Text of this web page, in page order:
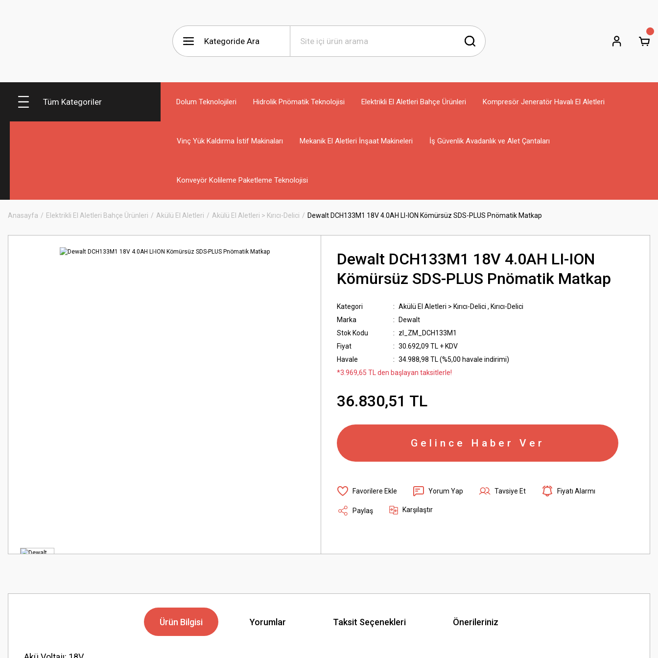
Tüm Kategoriler Dolum Teknolojileri Hidrolik Pnömatik Teknolojisi Elektrikli El Aletleri Bahçe Ürünleri Kompresör Jeneratör Havalı El Aletleri
Vinç Yük Kaldırma İstif Makinaları Mekanik El Aletleri İnşaat Makineleri İş Güvenlik Avadanlık ve Alet Çantaları
Konveyör Kolileme Paketleme Teknolojisi
Anasayfa Elektrikli El Aletleri Bahçe Ürünleri Akülü El Aletleri Akülü El Aletleri > Kırıcı-Delici Dewalt DCH133M1 18V 4.0AH LI-ION Kömürsüz SDS-PLUS Pnömatik Matkap
Dewalt DCH133M1 18V 4.0AH LI-ION
Kömürsüz SDS-PLUS Pnömatik Matkap
Kategori Akülü El Aletleri > Kırıcı-Delici , Kırıcı-Delici
Marka
Dewalt
Stok Kodu
zl_ZM_DCH133M1
Fiyat
30.692,09 TL + KDV
Havale
34.988,98 TL (%5,00 havale indirimi)
*3.969,65 TL den başlayan taksitlerle!
36.830,51 TL
Gelince Haber Ver
Yorum Yap Tavsiye Et Fiyatı Alarmı
Paylaş Karşılaştır
Ürün Bilgisi Yorumlar Taksit Seçenekleri Önerileriniz